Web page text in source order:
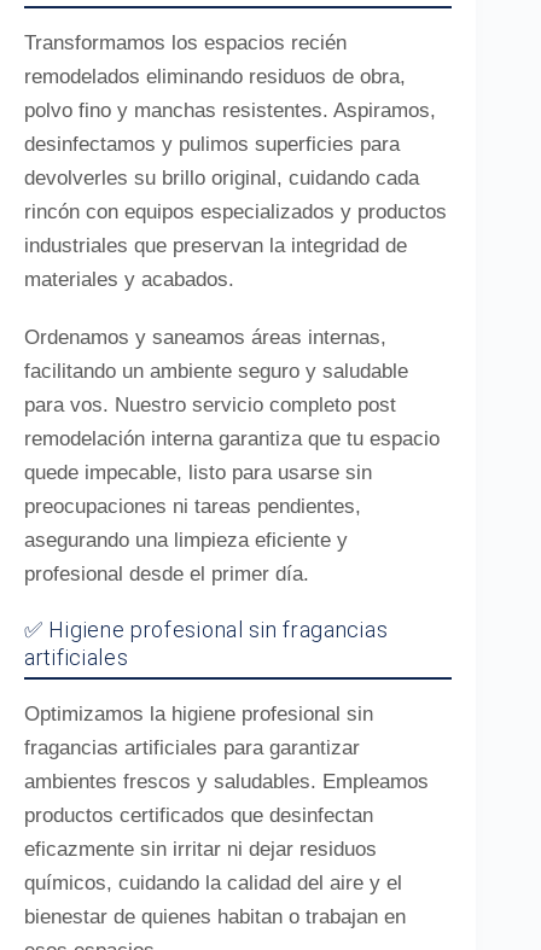
Transformamos los espacios recién
remodelados eliminando residuos de obra,
polvo fino y manchas resistentes. Aspiramos,
desinfectamos y pulimos superficies para
devolverles su brillo original, cuidando cada
rincón con equipos especializados y productos
industriales que preservan la integridad de
materiales y acabados.
Ordenamos y saneamos áreas internas,
facilitando un ambiente seguro y saludable
para vos. Nuestro servicio completo post
remodelación interna garantiza que tu espacio
quede impecable, listo para usarse sin
preocupaciones ni tareas pendientes,
asegurando una limpieza eficiente y
profesional desde el primer día.
✅ Higiene profesional sin fragancias
artificiales
Optimizamos la higiene profesional sin
fragancias artificiales para garantizar
ambientes frescos y saludables. Empleamos
productos certificados que desinfectan
eficazmente sin irritar ni dejar residuos
químicos, cuidando la calidad del aire y el
bienestar de quienes habitan o trabajan en